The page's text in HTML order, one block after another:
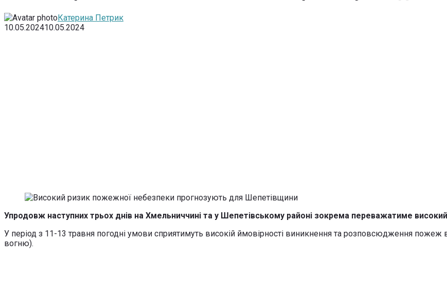
Катерина Петрик
10.05.202410.05.2024
Упродовж наступних трьох днів на Хмельниччині та у Шепетівському районі зокрема переважатиме
У період з 11-13 травня погодні умови сприятимуть високій ймовірності виникнення та розповсюдження
вогню).